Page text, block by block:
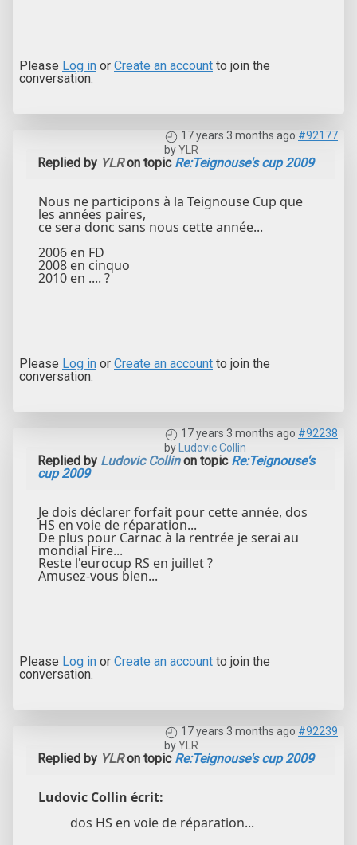
Please Log in or Create an account to join the
conversation.
17 years 3 months ago #92177
byYLR
Replied by YLRon topic Re:Teignouse's cup 2009
Nous ne participons à la Teignouse Cup que
les années paires,
ce sera donc sans nous cette année...
2006 en FD
2008 en cinquo
2010 en .... ?
Please Log in or Create an account to join the
conversation.
17 years 3 months ago #92238
byLudovic Collin
Replied by Ludovic Collinon topic Re:Teignouse's
cup 2009
Je dois déclarer forfait pour cette année, dos
HS en voie de réparation...
De plus pour Carnac à la rentrée je serai au
mondial Fire...
Reste l'eurocup RS en juillet ?
Amusez-vous bien...
Please Log in or Create an account to join the
conversation.
17 years 3 months ago #92239
byYLR
Replied by YLRon topic Re:Teignouse's cup 2009
Ludovic Collin écrit:
dos HS en voie de réparation...